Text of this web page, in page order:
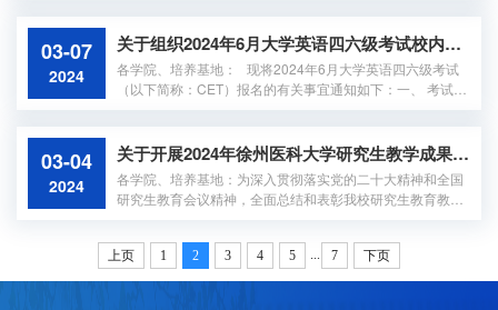
培养计划制定和选课事宜。特别提醒：培养计划制定后必须
进行选课，这是两项不同的工作！！！研究生培养计划和选
课计划一经制定，一般不予变更。因特殊原因需要改选课
程，应在8月2日前，填写《徐州医科大...
03-07
2024
关于组织2024年6月大学英语四六级考试校内预报名工作的通知
各学院、培养基地： 现将2024年6月大学英语四六级考试
（以下简称：CET）报名的有关事宜通知如下：一、 考试时
级成绩＜425分者，只能报名四级考试。（二）四级成绩≥42
5分者，方可报名六级考试。（三）原则上六级已经通过者
不允许报名。四、 报名办法 本次报名分校内预报名和CET
国家网上正式报名两个步骤，仅进...
03-04
2024
关于开展2024年徐州医科大学研究生教学成果奖评选工作的预通知
各学院、培养基地：为深入贯彻落实党的二十大精神和全国
研究生教育会议精神，全面总结和表彰我校研究生教育教学
工作者积极开展教育教学研究，推进研究生培养质量稳步提
升，做好新一轮省级教学成果奖推荐的准备工作，经研究决
定开展2024年徐州医科大学研究生教学成果奖评选工作，现
上页 1 2 3 4 5 ... 7 下页